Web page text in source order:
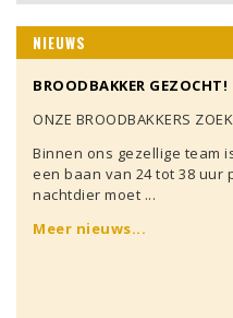
NIEUWS
BROODBAKKER GEZOCHT!
ONZE BROODBAKKERS
Binnen ons gezellige team
een baan van 24 tot 38 uur
nachtdier moet ...
Meer nieuws...